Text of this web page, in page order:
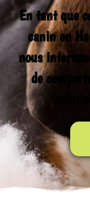
En tant que
canin en
nous
de